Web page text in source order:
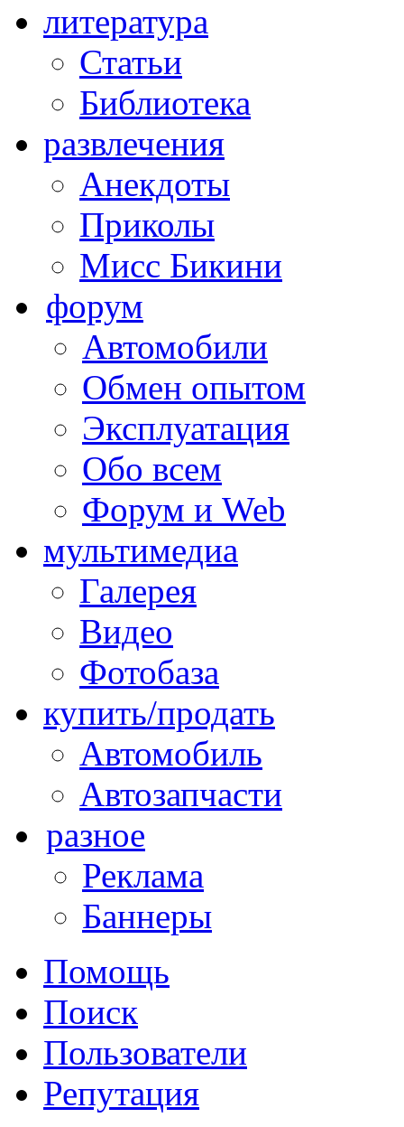
литература
Статьи
Библиотека
развлечения
Анекдоты
Приколы
Мисс Бикини
форум
Автомобили
Обмен опытом
Эксплуатация
Обо всем
Форум и Web
мультимедиа
Галерея
Видео
Фотобаза
купить/продать
Автомобиль
Автозапчасти
разное
Реклама
Баннеры
Помощь
Поиск
Пользователи
Репутация